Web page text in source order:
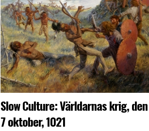
Slow Culture: Världarnas krig, den
7 oktober, 1021